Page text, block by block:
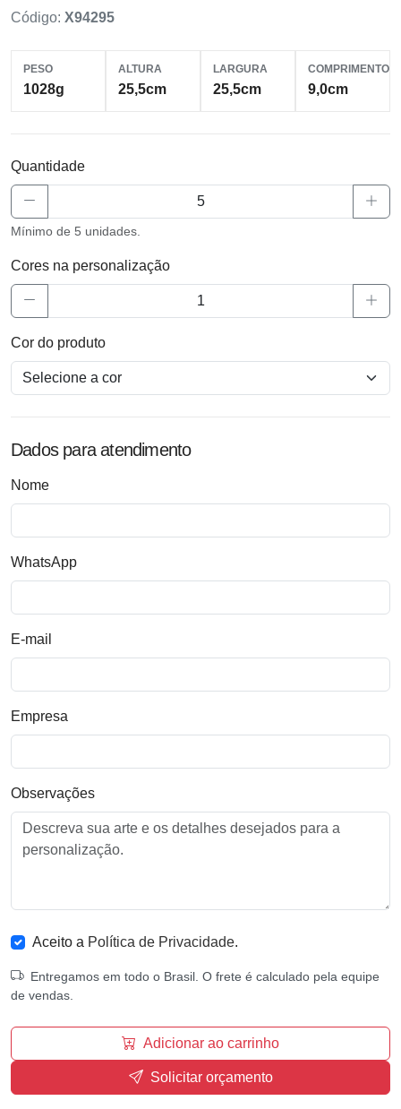
Código: X94295
PESO
1028g
ALTURA
25,5cm
LARGURA
25,5cm
COMPRIMENTO
9,0cm
Quantidade
Mínimo de 5 unidades.
Cores na personalização
Cor do produto
Dados para atendimento
Nome
WhatsApp
E-mail
Empresa
Observações
Aceito a Política de Privacidade.
Entregamos em todo o Brasil. O frete é calculado pela equipe
de vendas.
Adicionar ao carrinho
Solicitar orçamento